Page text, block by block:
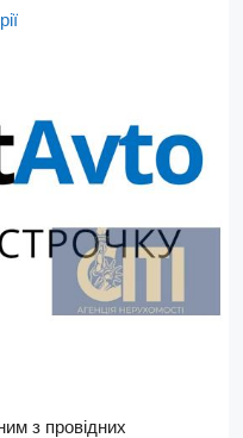
з провідних